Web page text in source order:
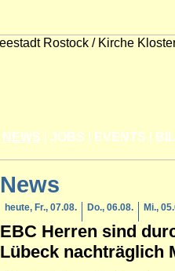
NEWS JOBS EVENTS
News
heute, Fr., 07.08. Do., 06.08. Mi.,
EBC Herren sind
Lübeck nachträglich